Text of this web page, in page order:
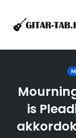
M
is